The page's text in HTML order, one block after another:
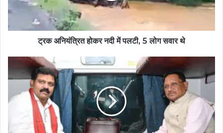
ट्रक अनियंत्रित होकर नदी में पलटी, 5 लोग सवार थे